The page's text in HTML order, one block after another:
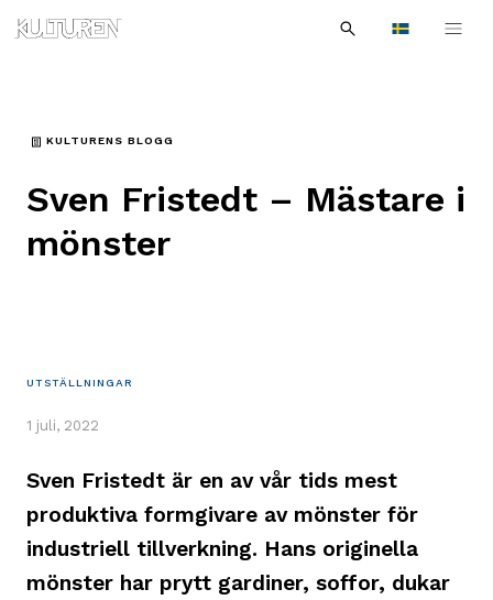
navigationen
innehållet
Languages
efter:
Sök
KULTURENS BLOGG
Sven Fristedt – Mästare i
mönster
UTSTÄLLNINGAR
1 juli, 2022
Sven Fristedt är en av vår tids mest
produktiva formgivare av mönster för
industriell tillverkning. Hans originella
mönster har prytt gardiner, soffor, dukar